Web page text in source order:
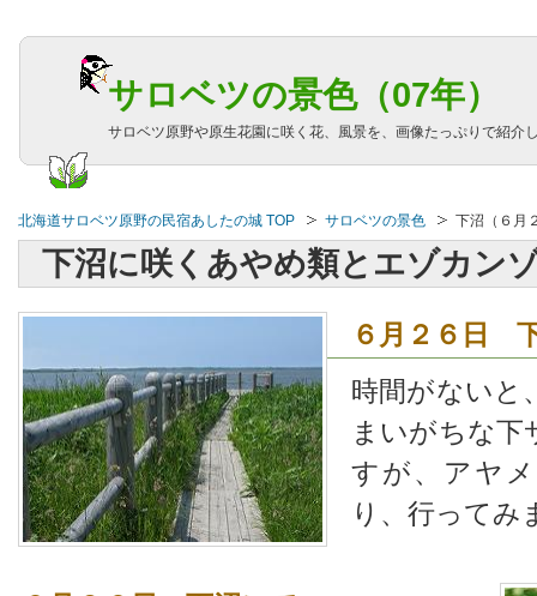
北海道サロベツ原野の民宿あしたの城 TOP サロベツの景色 下沼（６月
下沼に咲くあやめ類とエゾカン
６月２６日
時間がないと
まいがちな下
すが、アヤ
り、行ってみ
サロベツの景色（07年）
サロベツ原野や原生花園に咲く花、風景を、画像たっぷりで紹介